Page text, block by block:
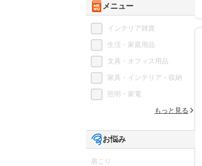
メニュー
インテリア雑貨
生活・家庭用品
文具・オフィス用品
家具・インテリア・収納
照明・家電
もっと見る
お悩み
肩こり